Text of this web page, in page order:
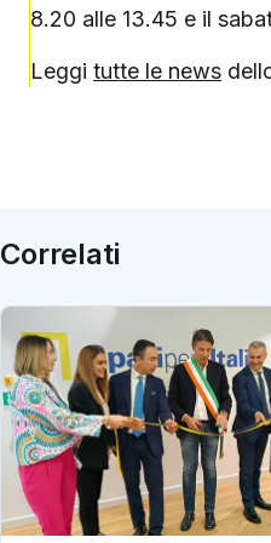
8.20 alle 13.45 e il
Leggi tutte le news
Correlati